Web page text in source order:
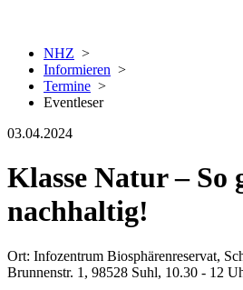
NHZ >
Informieren >
Termine >
Eventleser
03.04.2024
Klasse Natur – So
nachhaltig!
Ort: Infozentrum Biosphärenreservat,
Brunnenstr. 1, 98528 Suhl, 10.30 - 12